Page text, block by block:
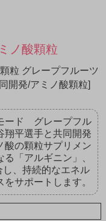
ノ酸顆粒
粒 グレープフルーツ
開発/アミノ酸顆粒]
ード グレープフル
翔平選手と共同開発
酸の顆粒サプリメン
「アルギニン」、
し、持続的なエネル
サポートします。